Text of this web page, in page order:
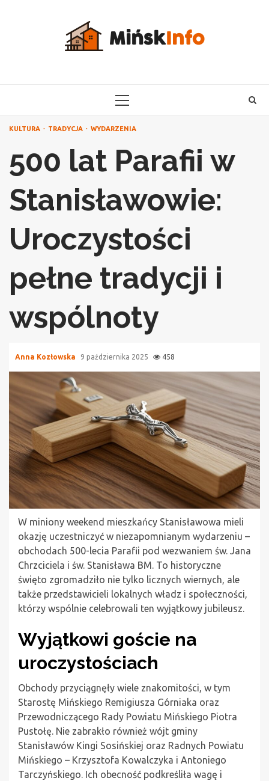
PRIMARY
KULTURA TRADYCJA WYDARZENIA
500 lat Parafii w
Stanisławowie:
Uroczystości
pełne tradycji i
wspólnoty
Anna Kozłowska 9 października 2025 458
W miniony weekend mieszkańcy Stanisławowa mieli
okazję uczestniczyć w niezapomnianym wydarzeniu –
obchodach 500-lecia Parafii pod wezwaniem św. Jana
Chrzciciela i św. Stanisława BM. To historyczne
święto zgromadziło nie tylko licznych wiernych, ale
także przedstawicieli lokalnych władz i społeczności,
którzy wspólnie celebrowali ten wyjątkowy jubileusz.
Wyjątkowi goście na
uroczystościach
Obchody przyciągnęły wiele znakomitości, w tym
Starostę Mińskiego Remigiusza Górniaka oraz
Przewodniczącego Rady Powiatu Mińskiego Piotra
Pustołę. Nie zabrakło również wójt gminy
Stanisławów Kingi Sosińskiej oraz Radnych Powiatu
Mińskiego – Krzysztofa Kowalczyka i Antoniego
Tarczyńskiego. Ich obecność podkreśliła wagę i